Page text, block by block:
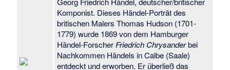
Hohengrieben·
Kriegerdenkmal
Hohentramm·
Kriegerdenkmal
Jarchau·
Kriegerdenkmal
Komponist. Dieses Händel-Porträt des
britischen Malers Thomas Hudson (1701-
1779) wurde 1869 von dem Hamburger
Händel-ForscherFriedrich Chrysanderbei
Nachkommen Händels in Calbe (Saale)
entdeckt und erworben. Er überließ das